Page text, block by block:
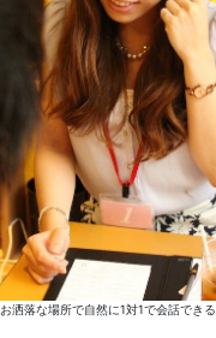
お洒落な場所で自然に1対1で会話できる